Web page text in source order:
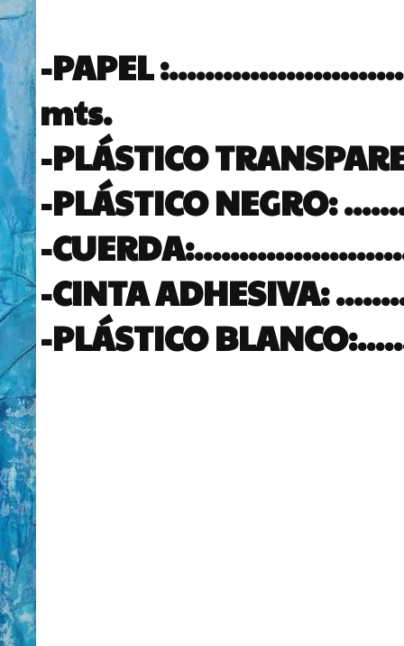
-PAPEL
mts.
-PLÁSTICO
-PLÁSTICO NEGRO:
-
-CINTA ADHESIVA:
-PLÁSTICO